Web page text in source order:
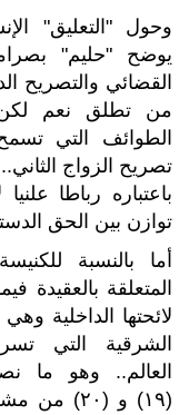
وحول "التعليق"
يوضح "حليم"
القضائي والتصريح
من تطلق نعم لكن
الطوائف التي
تصريح الزواج
باعتباره رباطا
توازن بين الحق
أما بالنسبة
المتعلقة
لائحتها الداخلية
الشرقية التي
العالم.. وهو ما
(۱۹) و